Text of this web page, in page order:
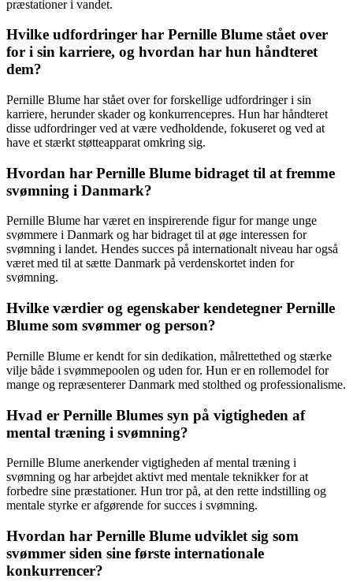
præstationer i vandet.
Hvilke udfordringer har Pernille Blume stået over
for i sin karriere, og hvordan har hun håndteret
dem?
Pernille Blume har stået over for forskellige udfordringer i sin
karriere, herunder skader og konkurrencepres. Hun har håndteret
disse udfordringer ved at være vedholdende, fokuseret og ved at
have et stærkt støtteapparat omkring sig.
Hvordan har Pernille Blume bidraget til at fremme
svømning i Danmark?
Pernille Blume har været en inspirerende figur for mange unge
svømmere i Danmark og har bidraget til at øge interessen for
svømning i landet. Hendes succes på internationalt niveau har også
været med til at sætte Danmark på verdenskortet inden for
svømning.
Hvilke værdier og egenskaber kendetegner Pernille
Blume som svømmer og person?
Pernille Blume er kendt for sin dedikation, målrettethed og stærke
vilje både i svømmepoolen og uden for. Hun er en rollemodel for
mange og repræsenterer Danmark med stolthed og professionalisme.
Hvad er Pernille Blumes syn på vigtigheden af
mental træning i svømning?
Pernille Blume anerkender vigtigheden af mental træning i
svømning og har arbejdet aktivt med mentale teknikker for at
forbedre sine præstationer. Hun tror på, at den rette indstilling og
mentale styrke er afgørende for succes i svømning.
Hvordan har Pernille Blume udviklet sig som
svømmer siden sine første internationale
konkurrencer?